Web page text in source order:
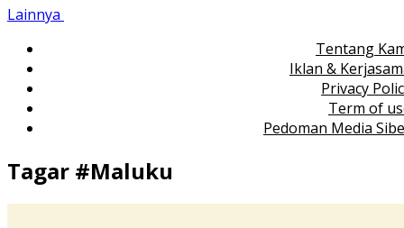
Lainnya
Tentang
Iklan &
Privacy
Term of
Pedoman Media
Tagar #Maluku